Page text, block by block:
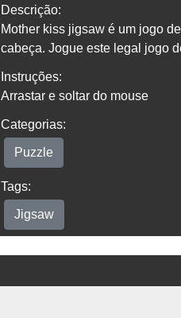
Descrição:
Mother kiss jigsaw é um jogo
cabeça. Jogue este legal jogo
Instruções:
Arrastar e soltar do mouse
Categorias:
Puzzle
Tags:
Jigsaw